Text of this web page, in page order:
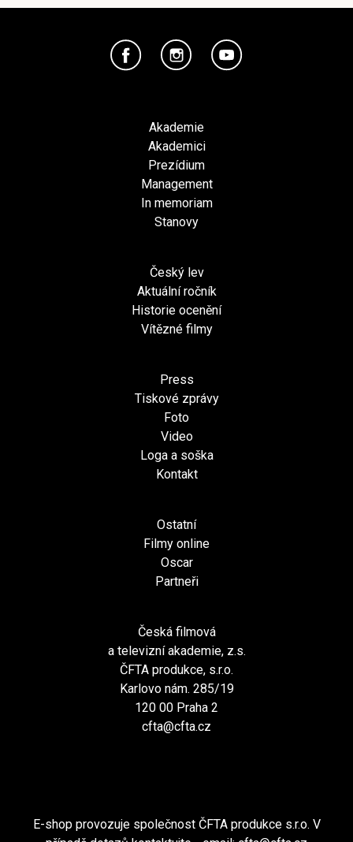
Akademie
Akademici
Prezídium
Management
In memoriam
Stanovy
Český lev
Aktuální ročník
Historie ocenění
Vítězné filmy
Press
Tiskové zprávy
Foto
Video
Loga a soška
Kontakt
Ostatní
Filmy online
Oscar
Partneři
Česká filmová
a televizní akademie, z.s.
ČFTA produkce, s.r.o.
Karlovo nám. 285/19
120 00 Praha 2
cfta@cfta.cz
E-shop provozuje společnost ČFTA produkce s.r.o. V